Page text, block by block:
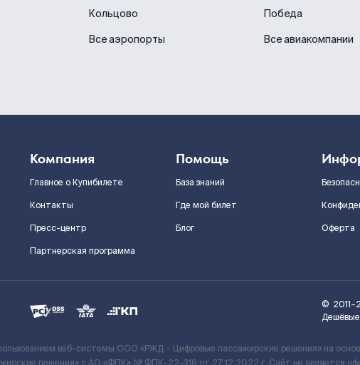
Кольцово
Все аэропорты
Победа
Все авиакомпании
Компания
Главное о Купибилете
Контакты
Пресс-центр
Партнерская программа
Помощь
База знаний
Где мой билет
Блог
Оферта
©
Дешёвые
веб-системы ООО «РЖД – Цифровые пассажирские решения» на